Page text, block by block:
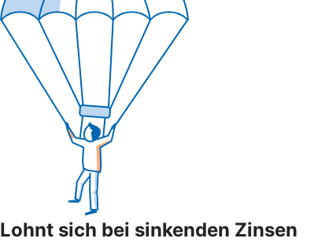
Lohnt sich bei sinkenden Zinsen